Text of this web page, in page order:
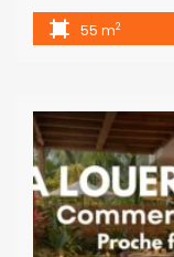
développer un
Pierre. Situé dans
d’une clientèle
55 m2